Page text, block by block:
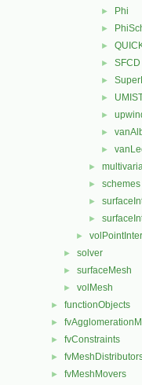
► Phi
►
►
► SFCD
►
►
►
►
►
►
► schemes
►
►
►
► solver
► surfaceMesh
► volMesh
► functionObjects
►
► fvConstraints
►
► fvMeshMovers